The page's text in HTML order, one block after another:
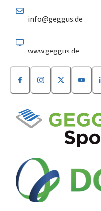
info@geggus.de
www.geggus.de